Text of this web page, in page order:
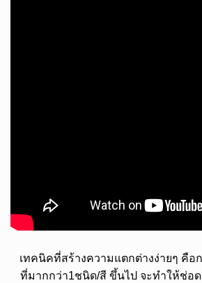
เทคนิคที่สร้างความแตกต่างง่ายๆ คือ
ที่มากกว่า1ชนิด/สี ขึ้นไป จะทำให้ช่อด